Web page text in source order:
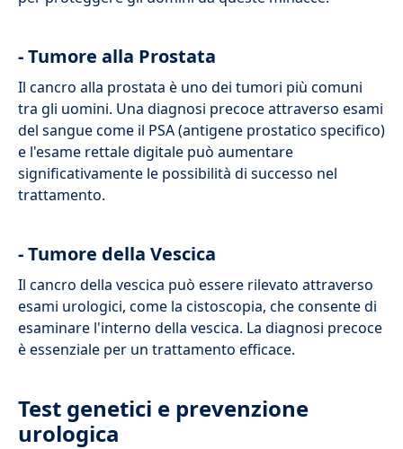
- Tumore alla Prostata
Il cancro alla prostata è uno dei tumori più comuni
tra gli uomini. Una diagnosi precoce attraverso esami
del sangue come il PSA (antigene prostatico specifico)
e l'esame rettale digitale può aumentare
significativamente le possibilità di successo nel
trattamento.
- Tumore della Vescica
Il cancro della vescica può essere rilevato attraverso
esami urologici, come la cistoscopia, che consente di
esaminare l'interno della vescica. La diagnosi precoce
è essenziale per un trattamento efficace.
Test genetici e prevenzione
urologica